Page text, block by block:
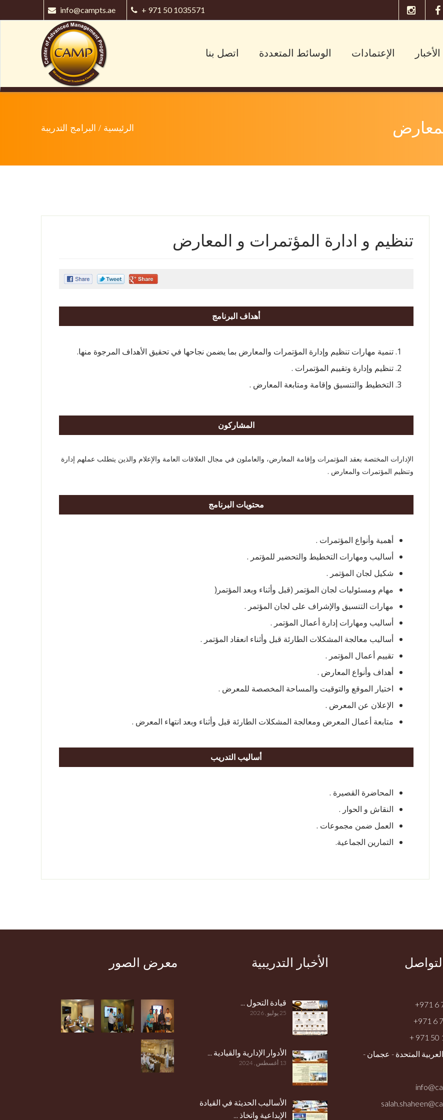
+ 971 50 1035571
info@campts.ae
الأخبار الإعتمادات الوسائط المتعددة اتصل بنا
الرئيسية / البرامج التدريبة
تنظيم و ادارة المؤتمرات و المعارض
أهداف البرنامج
تنمية مهارات تنظيم وإدارة المؤتمرات والمعارض بما يضمن نجاحها في تحقيق الأهداف المرجوة منها.
تنظيم وإدارة وتقييم المؤتمرات .
التخطيط والتنسيق وإقامة ومتابعة المعارض .
المشاركون
الإدارات المختصة بعقد المؤتمرات وإقامة المعارض، والعاملون في مجال العلاقات العامة والإعلام والذين يتطلب عملهم إدارة
وتنظيم المؤتمرات والمعارض .
محتويات البرنامج
أهمية وأنواع المؤتمرات .
أساليب ومهارات التخطيط والتحضير للمؤتمر .
شكيل لجان المؤتمر .
مهام ومسئوليات لجان المؤتمر (قبل وأثناء وبعد المؤتمر(
مهارات التنسيق والإشراف على لجان المؤتمر .
أساليب ومهارات إدارة أعمال المؤتمر .
أساليب معالجة المشكلات الطارئة قبل وأثناء انعقاد المؤتمر .
تقييم أعمال المؤتمر .
أهداف وأنواع المعارض .
اختيار الموقع والتوقيت والمساحة المخصصة للمعرض .
الإعلان عن المعرض .
متابعة أعمال المعرض ومعالجة المشكلات الطارئة قبل وأثناء وبعد انتهاء المعرض .
أساليب التدريب
المحاضرة القصيرة .
النقاش و الحوار .
العمل ضمن مجموعات .
التمارين الجماعية.
+971 6
+971 6
+ 971 50
المتحدة - عجمان -
الأخبار التدريبية
قيادة التحول ...
25 يوليو , 2026
الأدوار الإدارية والقيادية ...
13 أغسطس , 2024
الأساليب الحديثة في القيادة
الإبداعية واتخاذ ...
معرض الصور